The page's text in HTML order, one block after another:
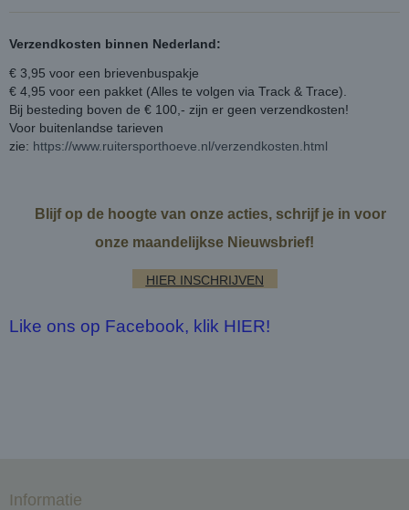
Verzendkosten binnen Nederland:
€ 3,95 voor een brievenbuspakje
€ 4,95 voor een pakket (Alles te volgen via Track & Trace).
Bij besteding boven de € 100,- zijn er geen verzendkosten!
Voor buitenlandse tarieven
zie: https://www.ruitersporthoeve.nl/verzendkosten.html
Blijf op de hoogte van onze acties, schrijf je in voor
onze maandelijkse Nieuwsbrief!
HIER INSCHRIJVEN
Like ons op Facebook, klik HIER!
Informatie